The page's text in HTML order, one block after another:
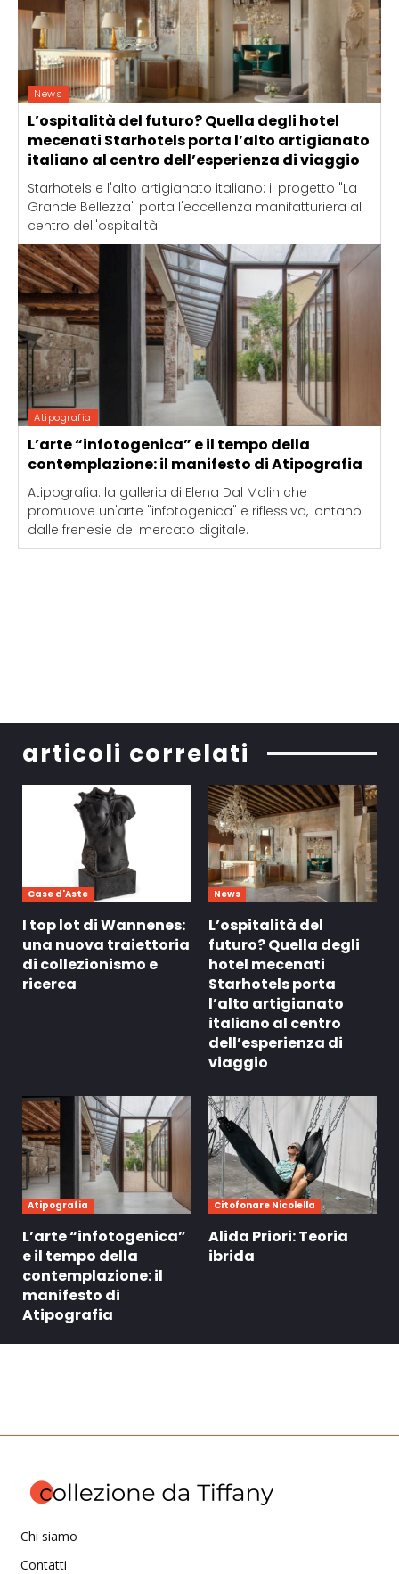
News
L’ospitalità del futuro? Quella degli hotel
mecenati Starhotels porta l’alto artigianato
italiano al centro dell’esperienza di viaggio
Starhotels e l'alto artigianato italiano: il progetto "La
Grande Bellezza" porta l'eccellenza manifatturiera al
centro dell'ospitalità.
Atipografia
L’arte “infotogenica” e il tempo della
contemplazione: il manifesto di Atipografia
Atipografia: la galleria di Elena Dal Molin che
promuove un'arte "infotogenica" e riflessiva, lontano
dalle frenesie del mercato digitale.
articoli correlati
Case d'Aste
I top lot di Wannenes:
una nuova traiettoria
di collezionismo e
ricerca
News
L’ospitalità del
futuro? Quella degli
hotel mecenati
Starhotels porta
l’alto artigianato
italiano al centro
dell’esperienza di
viaggio
Atipografia
L’arte “infotogenica”
e il tempo della
contemplazione: il
manifesto di
Atipografia
Citofonare Nicolella
Alida Priori: Teoria
ibrida
Chi siamo
Contatti